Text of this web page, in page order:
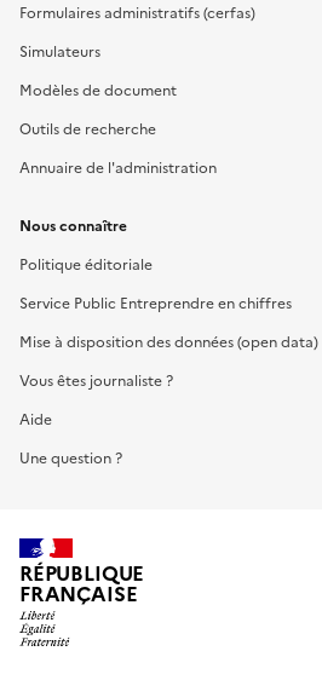
Formulaires administratifs (cerfas)
Simulateurs
Modèles de document
Outils de recherche
Annuaire de l'administration
Nous connaître
Politique éditoriale
Service Public Entreprendre en chiffres
Mise à disposition des données (open data)
Vous êtes journaliste ?
Aide
Une question ?
RÉPUBLIQUE
FRANÇAISE